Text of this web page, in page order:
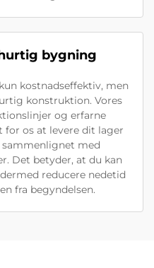
bygning
kostnadseffektiv, men
konstruktion. Vores
og erfarne
os at levere dit lager
sammenlignet med
Det betyder, at du kan
reducere nedetid
fra begyndelsen.